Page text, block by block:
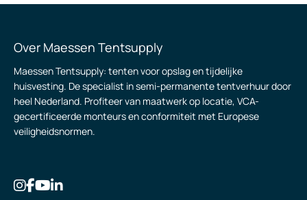
Over Maessen Tentsupply
Maessen Tentsupply: tenten voor opslag en tijdelijke
huisvesting. De specialist in semi-permanente tentverhuur door
heel Nederland. Profiteer van maatwerk op locatie, VCA-
gecertificeerde monteurs en conformiteit met Europese
veiligheidsnormen.